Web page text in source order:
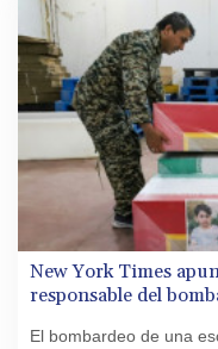
New York Times
responsable del
El bombardeo de una